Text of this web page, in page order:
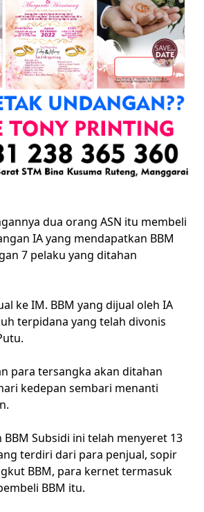
dua orang ASN itu membeli
IA yang mendapatkan BBM
7 pelaku yang ditahan
ke IM. BBM yang dijual oleh IA
terpidana yang telah divonis
para tersangka akan ditahan
kedepan sembari menanti
Subsidi ini telah menyeret 13
terdiri dari para penjual, sopir
BBM, para kernet termasuk
BBM itu.